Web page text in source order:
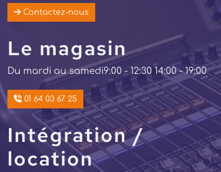
Contactez-nous
Le magasin
Du mardi au samedi9:00 - 12:30 14:00 - 19:00
01 64 03 67 25
Intégration /
location